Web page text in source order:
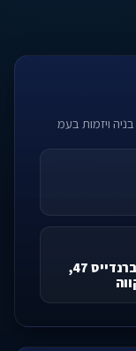
ויזמות בעמ
השופט ברנדייס 47,